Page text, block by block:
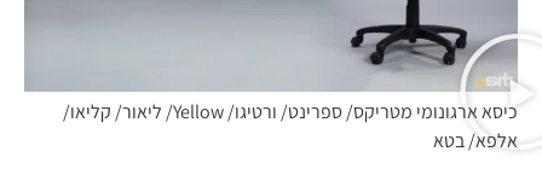
כיסא ארגונומי מטריקס/ ספרינט/ ורטיגו/ Yellow/ ליאור/ קליאו/
אלפא/ בטא